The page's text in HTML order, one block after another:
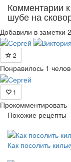
Комментарии
шубе на
Добавили в заметки
2
Понравилось 1
1
Прокомментировать
Похожие рецепты
Как посолить